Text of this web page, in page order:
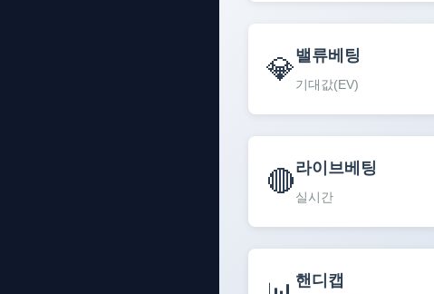
💎밸류베팅
기대값(EV)
🔴라이브베팅
실시간
핸디캡